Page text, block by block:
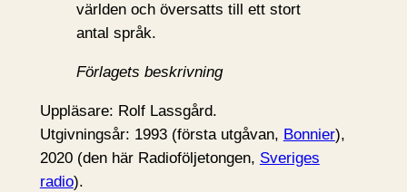
världen och översatts till ett stort
antal språk.
Förlagets beskrivning
Uppläsare: Rolf Lassgård.
Utgivningsår: 1993 (första utgåvan, Bonnier),
2020 (den här Radioföljetongen, Sveriges
radio).